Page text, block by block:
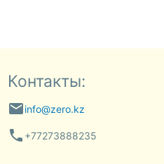
Контакты:
emailinfo@zero.kz
phone +77273888235